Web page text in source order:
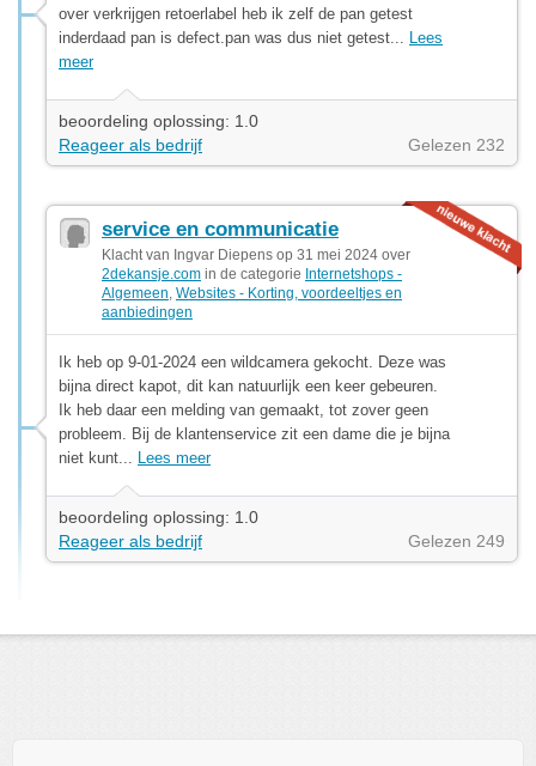
over verkrijgen retoerlabel heb ik zelf de pan getest
inderdaad pan is defect.pan was dus niet getest... Lees
meer
beoordeling oplossing: 1.0
Reageer als bedrijf
Gelezen 232
service en communicatie
Klacht van Ingvar Diepens op 31 mei 2024 over
2dekansje.com in de categorie Internetshops -
Algemeen Websites - Korting, voordeeltjes en
aanbiedingen
Ik heb op 9-01-2024 een wildcamera gekocht. Deze was
bijna direct kapot, dit kan natuurlijk een keer gebeuren.
Ik heb daar een melding van gemaakt, tot zover geen
probleem. Bij de klantenservice zit een dame die je bijna
niet kunt... Lees meer
beoordeling oplossing: 1.0
Reageer als bedrijf
Gelezen 249